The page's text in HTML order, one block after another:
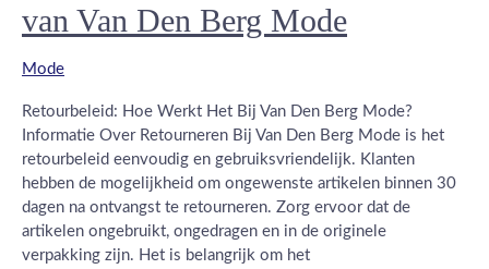
van Van Den Berg Mode
Mode
Retourbeleid: Hoe Werkt Het Bij Van Den Berg Mode?
Informatie Over Retourneren Bij Van Den Berg Mode is het
retourbeleid eenvoudig en gebruiksvriendelijk. Klanten
hebben de mogelijkheid om ongewenste artikelen binnen 30
dagen na ontvangst te retourneren. Zorg ervoor dat de
artikelen ongebruikt, ongedragen en in de originele
verpakking zijn. Het is belangrijk om het